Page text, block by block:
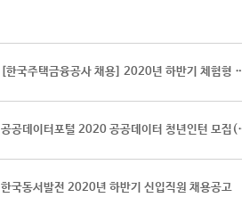
[한국주택금융공사 채용] 2020년
공공데이터포
한국동서발전 2020년 하반기 신입직원 채용공고